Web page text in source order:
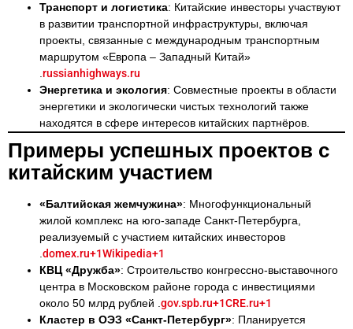
Транспорт и логистика: Китайские инвесторы участвуют
в развитии транспортной инфраструктуры, включая
проекты, связанные с международным транспортным
маршрутом «Европа – Западный Китай»
.russianhighways.ru
Энергетика и экология: Совместные проекты в области
энергетики и экологически чистых технологий также
находятся в сфере интересов китайских партнёров.
Примеры успешных проектов с
китайским участием
«Балтийская жемчужина»: Многофункциональный
жилой комплекс на юго-западе Санкт-Петербурга,
реализуемый с участием китайских инвесторов
.domex.ru+1Wikipedia+1
КВЦ «Дружба»: Строительство конгрессно-выставочного
центра в Московском районе города с инвестициями
около 50 млрд рублей .gov.spb.ru+1CRE.ru+1
Кластер в ОЭЗ «Санкт-Петербург»: Планируется